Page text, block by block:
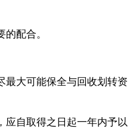
配合。
最大可能保全与回收划转资
应自取得之日起一年内予以